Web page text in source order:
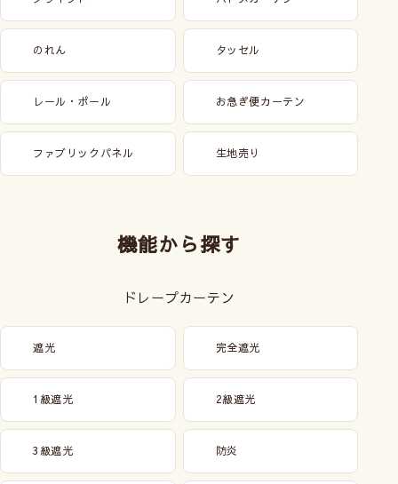
L、XLサイズのファブリックパネルの取付けに刺し跡が目立たない
フックを使うことでファブリクパネルが安定して外れにくくなりま
大きいサイズのファブリックパネルはもちろん、小さいサイズでも
取付金具セットと同時に購入して安全な取付をおすすめします。
商品はこちら
のれん タッセル
レール・ポール お急ぎ便カーテン
ファブリックパネル 生地売り
機能から探す
ドレープカーテン
遮光 完全遮光
1級遮光 2級遮光
3級遮光 防炎